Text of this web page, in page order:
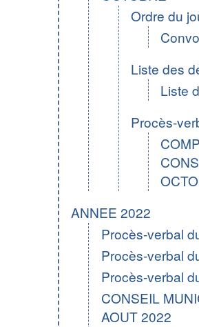
Ordre du
Liste des
Liste
Procès-
ANNEE 2022
Procès-verbal
Procès-verbal
Procès-verbal
CONSEIL
AOUT 2022